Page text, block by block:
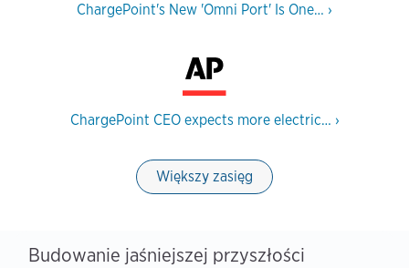
ChargePoint's New 'Omni Port' Is One… ›
ChargePoint CEO expects more electric… ›
Większy zasięg
Budowanie jaśniejszej przyszłości